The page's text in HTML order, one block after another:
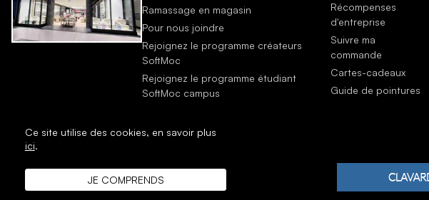
Ce site utilise des cookies, en savoir plus
ici.
JE COMPRENDS
Ramassage en magasin
Pour nous joindre
Rejoignez le programme créateurs
SoftMoc
Rejoignez le programme étudiant
SoftMoc campus
Récompenses
d'entreprise
Suivre ma
commande
Cartes-cadeaux
Guide de pointures